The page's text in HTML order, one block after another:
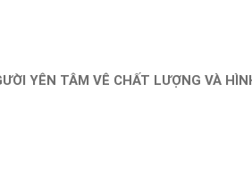
YÊN TÂM VÊ CHẤT LƯỢNG VÀ